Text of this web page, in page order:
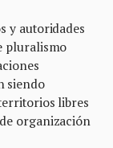
y autoridades
pluralismo
siendo
libres
organización